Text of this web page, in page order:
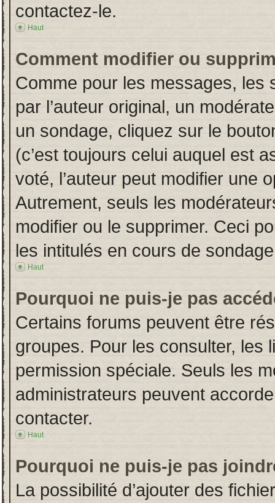
contactez-le.
Haut
Comment modifier ou
Comme pour les messages, les
par l’auteur original, un
un sondage, cliquez sur le
(c’est toujours celui auquel est
voté, l’auteur peut modifier une
Autrement, seuls les
modifier ou le supprimer. Ceci
les intitulés en cours de
Haut
Pourquoi ne puis-je pas
Certains forums peuvent être
groupes. Pour les consulter, les
permission spéciale. Seuls les
administrateurs peuvent
contacter.
Haut
Pourquoi ne puis-je pas
La possibilité d’ajouter des